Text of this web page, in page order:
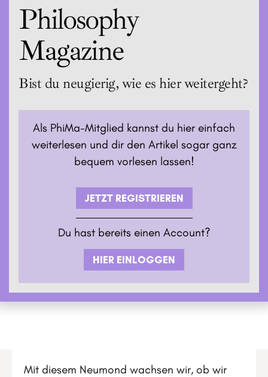
Philosophy
Magazine
Bist du neugierig, wie es hier weitergeht?
Als PhiMa-Mitglied kannst du hier einfach
weiterlesen und dir den Artikel sogar ganz
bequem vorlesen lassen!
JETZT REGISTRIEREN
Du hast bereits einen Account?
HIER EINLOGGEN
Mit diesem Neumond wachsen wir, ob wir